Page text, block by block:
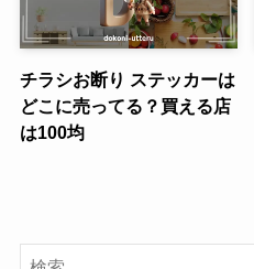
チラシお断り ステッカーは
どこに売ってる？買える店
は100均